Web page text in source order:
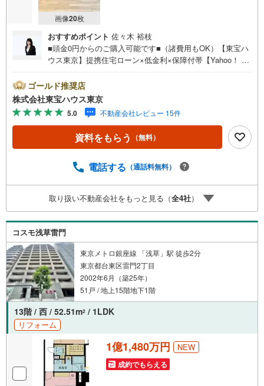
画像20枚
おすすめポイント 佐々木 裕枝
■頭金0円からのご購入可能です■（諸費用もOK）【東宝ハ
ウス東京】提携住宅ローン×低金利×保障付帯【Yahoo！ 不
ayボーナスライトがもらえる「Yahoo！ 不動産 物件ご成約
キャンペーン」の対象になります。「資料をもらう」「見
学予約をする」ボタンからお問い合わせください。※必ずY
ahoo！ JAPAN IDでログインしてください。※PayPayボー
ナスライトは出金と譲渡はできません。ご案内・詳細な資
料のご請求はお気軽にどうぞ♪お電話でのお問い合わせも
ゴールド推奨店
株式会社東宝ハウス東京
5.0 不動産会社レビュー 15件
資料をもらう （無料）
電話する （通話料無料）
取り扱い不動産会社をもっと見る（全4社）
コスモ浅草雷門
東京メトロ銀座線 「浅草」駅 徒歩2分
東京都台東区雷門2丁目
2002年6月（築25年）
51戸 / 地上15階地下1階
13階 / 西 / 52.51m2 / 1LDK
リフォーム
1億1,480万円 NEW
成約でもらえる